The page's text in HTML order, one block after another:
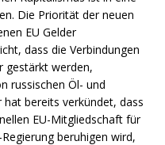
Die Priorität der neuen
EU Gelder
dass die Verbindungen
gestärkt werden,
russischen Öl- und
bereits verkündet, dass
EU-Mitgliedschaft für
beruhigen wird,